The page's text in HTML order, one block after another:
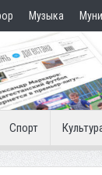
Музыка
Спорт